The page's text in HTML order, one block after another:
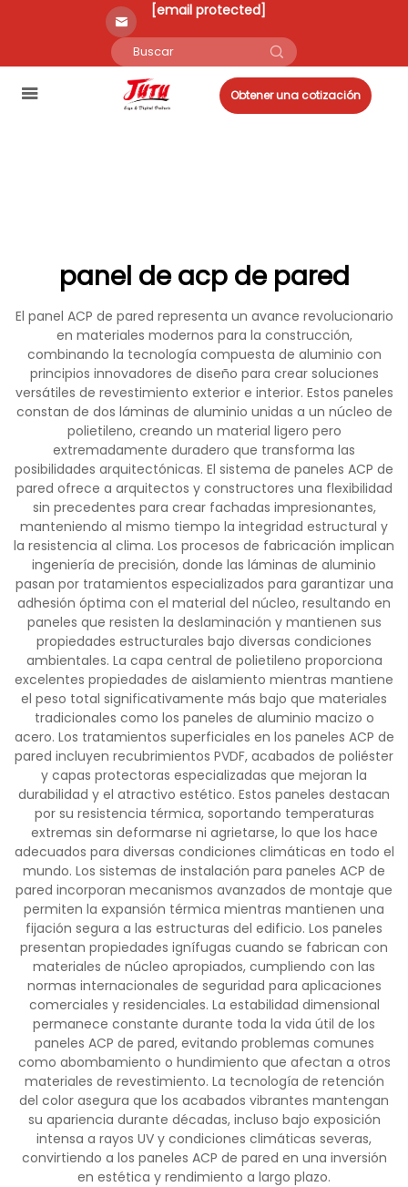
[email protected]
Obtener una cotización
panel de acp de pared
El panel ACP de pared representa un avance revolucionario
en materiales modernos para la construcción,
combinando la tecnología compuesta de aluminio con
principios innovadores de diseño para crear soluciones
versátiles de revestimiento exterior e interior. Estos paneles
constan de dos láminas de aluminio unidas a un núcleo de
polietileno, creando un material ligero pero
extremadamente duradero que transforma las
posibilidades arquitectónicas. El sistema de paneles ACP de
pared ofrece a arquitectos y constructores una flexibilidad
sin precedentes para crear fachadas impresionantes,
manteniendo al mismo tiempo la integridad estructural y
la resistencia al clima. Los procesos de fabricación implican
ingeniería de precisión, donde las láminas de aluminio
pasan por tratamientos especializados para garantizar una
adhesión óptima con el material del núcleo, resultando en
paneles que resisten la deslaminación y mantienen sus
propiedades estructurales bajo diversas condiciones
ambientales. La capa central de polietileno proporciona
excelentes propiedades de aislamiento mientras mantiene
el peso total significativamente más bajo que materiales
tradicionales como los paneles de aluminio macizo o
acero. Los tratamientos superficiales en los paneles ACP de
pared incluyen recubrimientos PVDF, acabados de poliéster
y capas protectoras especializadas que mejoran la
durabilidad y el atractivo estético. Estos paneles destacan
por su resistencia térmica, soportando temperaturas
extremas sin deformarse ni agrietarse, lo que los hace
adecuados para diversas condiciones climáticas en todo el
mundo. Los sistemas de instalación para paneles ACP de
pared incorporan mecanismos avanzados de montaje que
permiten la expansión térmica mientras mantienen una
fijación segura a las estructuras del edificio. Los paneles
presentan propiedades ignífugas cuando se fabrican con
materiales de núcleo apropiados, cumpliendo con las
normas internacionales de seguridad para aplicaciones
comerciales y residenciales. La estabilidad dimensional
permanece constante durante toda la vida útil de los
paneles ACP de pared, evitando problemas comunes
como abombamiento o hundimiento que afectan a otros
materiales de revestimiento. La tecnología de retención
del color asegura que los acabados vibrantes mantengan
su apariencia durante décadas, incluso bajo exposición
intensa a rayos UV y condiciones climáticas severas,
convirtiendo a los paneles ACP de pared en una inversión
en estética y rendimiento a largo plazo.